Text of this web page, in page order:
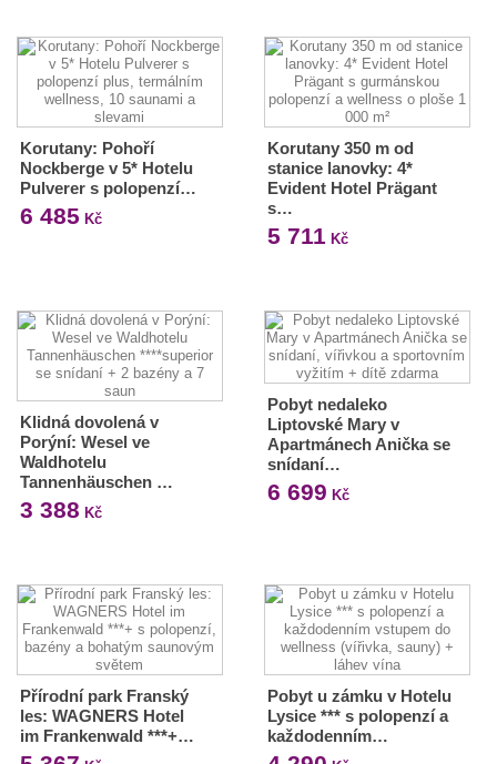
Korutany: Pohoří
Nockberge v 5* Hotelu
Pulverer s polopenzí…
6 485 Kč
Korutany 350 m od
stanice lanovky: 4*
Evident Hotel Prägant
s…
5 711 Kč
Klidná dovolená v
Porýní: Wesel ve
Waldhotelu
Tannenhäuschen …
3 388 Kč
Pobyt nedaleko
Liptovské Mary v
Apartmánech Anička se
snídaní…
6 699 Kč
Přírodní park Franský
les: WAGNERS Hotel
im Frankenwald ***+…
Pobyt u zámku v Hotelu
Lysice *** s polopenzí a
každodenním…